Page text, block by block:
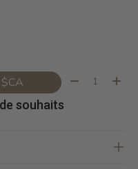
— 5,99$CA Quantité:
souhaits